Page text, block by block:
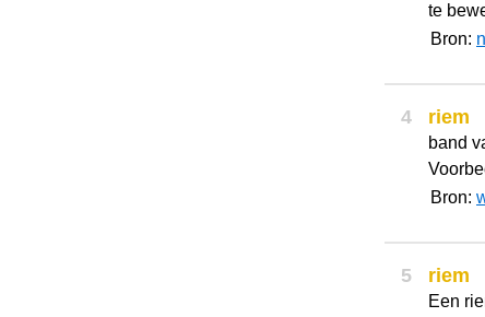
te
Bron:
4 riem
band
Bron:
5 riem
Een